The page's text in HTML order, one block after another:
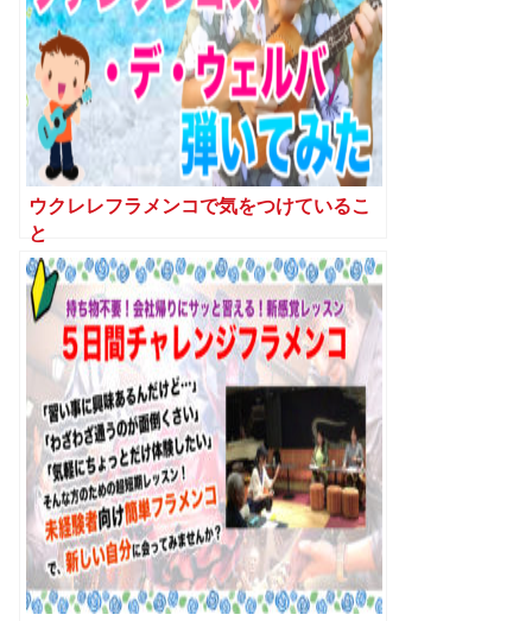
ウクレレフラメンコで気をつけているこ
と